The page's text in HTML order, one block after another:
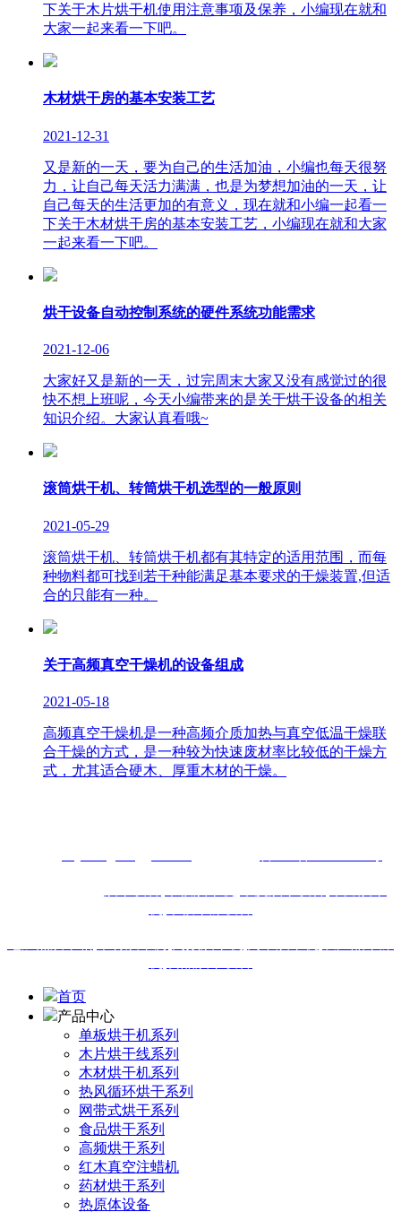
下关于木片烘干机使用注意事项及保养，小编现在就和
大家一起来看一下吧。
木材烘干房的基本安装工艺
2021-12-31
又是新的一天，要为自己的生活加油，小编也每天很努
力，让自己每天活力满满，也是为梦想加油的一天，让
自己每天的生活更加的有意义，现在就和小编一起看一
下关于木材烘干房的基本安装工艺，小编现在就和大家
一起来看一下吧。
烘干设备自动控制系统的硬件系统功能需求
2021-12-06
大家好又是新的一天，过完周末大家又没有感觉过的很
快不想上班呢，今天小编带来的是关于烘干设备的相关
知识介绍。大家认真看哦~
滚筒烘干机、转筒烘干机选型的一般原则
2021-05-29
滚筒烘干机、转筒烘干机都有其特定的适用范围，而每
种物料都可找到若干种能满足基本要求的干燥装置,但适
合的只能有一种。
关于高频真空干燥机的设备组成
2021-05-18
高频真空干燥机是一种高频介质加热与真空低温干燥联
合干燥的方式，是一种较为快速废材率比较低的干燥方
式，尤其适合硬木、厚重木材的干燥。
首页
产品中心
单板烘干机系列
木片烘干线系列
木材烘干机系列
热风循环烘干系列
网带式烘干系列
食品烘干系列
高频烘干系列
红木真空注蜡机
药材烘干系列
热原体设备